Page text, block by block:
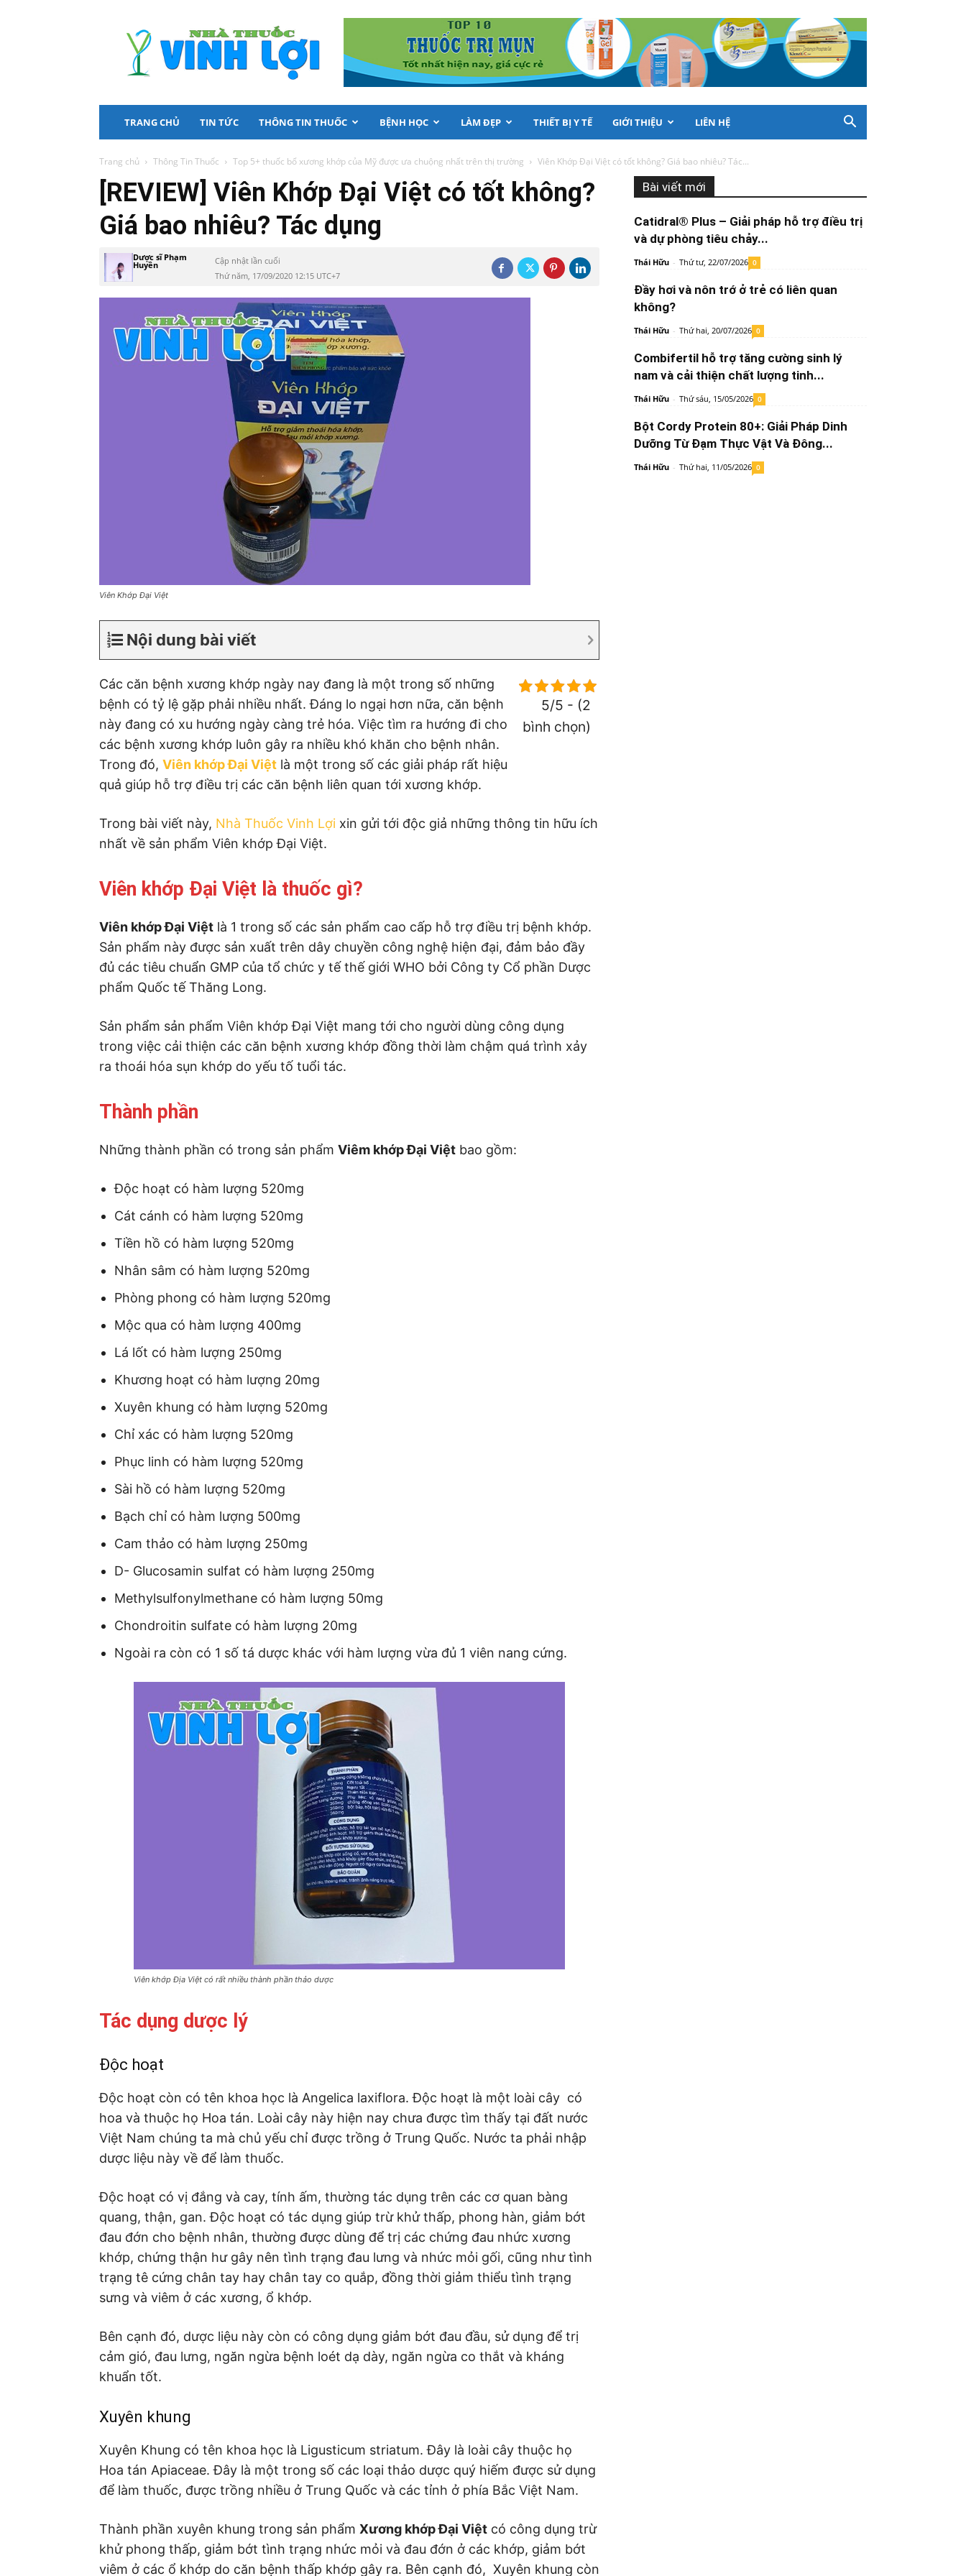
Nhà
Thuốc
Vinh
Lợi
TRANG CHỦ TIN TỨC THÔNG TIN THUỐC BỆNH HỌC LÀM ĐẸP THIẾT BỊ Y TẾ GIỚI THIỆU LIÊN HỆ
Trang chủ Thông Tin Thuốc Top 5+ thuốc bổ xương khớp của Mỹ được ưa chuộng nhất trên thị trường Viên Khớp Đại Việt có tốt không? Giá bao nhiêu? Tác...
[REVIEW] Viên Khớp Đại Việt có tốt không?
Giá bao nhiêu? Tác dụng
Dược sĩ Phạm
Huyền
Cập nhật lần cuối
Thứ năm, 17/09/2020 12:15 UTC+7
Viên Khớp Đại Việt
Nội dung bài viết
5/5 - (2
bình chọn)
Các căn bệnh xương khớp ngày nay đang là một trong số những
bệnh có tỷ lệ gặp phải nhiều nhất. Đáng lo ngại hơn nữa, căn bệnh
này đang có xu hướng ngày càng trẻ hóa. Việc tìm ra hướng đi cho
các bệnh xương khớp luôn gây ra nhiều khó khăn cho bệnh nhân.
Trong đó, Viên khớp Đại Việt là một trong số các giải pháp rất hiệu
quả giúp hỗ trợ điều trị các căn bệnh liên quan tới xương khớp.
Trong bài viết này, Nhà Thuốc Vinh Lợi xin gửi tới độc giả những thông tin hữu ích
nhất về sản phẩm Viên khớp Đại Việt.
Viên khớp Đại Việt là thuốc gì?
Viên khớp Đại Việt là 1 trong số các sản phẩm cao cấp hỗ trợ điều trị bệnh khớp.
Sản phẩm này được sản xuất trên dây chuyền công nghệ hiện đại, đảm bảo đầy
đủ các tiêu chuẩn GMP của tổ chức y tế thế giới WHO bởi Công ty Cổ phần Dược
phẩm Quốc tế Thăng Long.
Sản phẩm sản phẩm Viên khớp Đại Việt mang tới cho người dùng công dụng
trong việc cải thiện các căn bệnh xương khớp đồng thời làm chậm quá trình xảy
ra thoái hóa sụn khớp do yếu tố tuổi tác.
Thành phần
Những thành phần có trong sản phẩm Viêm khớp Đại Việt bao gồm:
Độc hoạt có hàm lượng 520mg
Cát cánh có hàm lượng 520mg
Tiền hồ có hàm lượng 520mg
Nhân sâm có hàm lượng 520mg
Phòng phong có hàm lượng 520mg
Mộc qua có hàm lượng 400mg
Lá lốt có hàm lượng 250mg
Khương hoạt có hàm lượng 20mg
Xuyên khung có hàm lượng 520mg
Chỉ xác có hàm lượng 520mg
Phục linh có hàm lượng 520mg
Sài hồ có hàm lượng 520mg
Bạch chỉ có hàm lượng 500mg
Cam thảo có hàm lượng 250mg
D- Glucosamin sulfat có hàm lượng 250mg
Methylsulfonylmethane có hàm lượng 50mg
Chondroitin sulfate có hàm lượng 20mg
Ngoài ra còn có 1 số tá dược khác với hàm lượng vừa đủ 1 viên nang cứng.
Viên khớp Địa Việt có rất nhiều thành phần thảo dược
Tác dụng dược lý
Độc hoạt
Độc hoạt còn có tên khoa học là Angelica laxiflora. Độc hoạt là một loài cây có
hoa và thuộc họ Hoa tán. Loài cây này hiện nay chưa được tìm thấy tại đất nước
Việt Nam chúng ta mà chủ yếu chỉ được trồng ở Trung Quốc. Nước ta phải nhập
dược liệu này về để làm thuốc.
Độc hoạt có vị đắng và cay, tính ấm, thường tác dụng trên các cơ quan bàng
quang, thận, gan. Độc hoạt có tác dụng giúp trừ khử thấp, phong hàn, giảm bớt
đau đớn cho bệnh nhân, thường được dùng để trị các chứng đau nhức xương
khớp, chứng thận hư gây nên tình trạng đau lưng và nhức mỏi gối, cũng như tình
trạng tê cứng chân tay hay chân tay co quắp, đồng thời giảm thiểu tình trạng
sưng và viêm ở các xương, ổ khớp.
Bên cạnh đó, dược liệu này còn có công dụng giảm bớt đau đầu, sử dụng để trị
cảm gió, đau lưng, ngăn ngừa bệnh loét dạ dày, ngăn ngừa co thắt và kháng
khuẩn tốt.
Xuyên khung
Xuyên Khung có tên khoa học là Ligusticum striatum. Đây là loài cây thuộc họ
Hoa tán Apiaceae. Đây là một trong số các loại thảo dược quý hiếm được sử dụng
để làm thuốc, được trồng nhiều ở Trung Quốc và các tỉnh ở phía Bắc Việt Nam.
Thành phần xuyên khung trong sản phẩm Xương khớp Đại Việt có công dụng trừ
khử phong thấp, giảm bớt tình trạng nhức mỏi và đau đớn ở các khớp, giảm bớt
viêm ở các ổ khớp do căn bệnh thấp khớp gây ra. Bên cạnh đó, Xuyên khung còn
Bài viết mới
Catidral® Plus – Giải pháp hỗ trợ điều trị
và dự phòng tiêu chảy...
Thái Hữu - Thứ tư, 22/07/2026 0
Đầy hơi và nôn trớ ở trẻ có liên quan
không?
Thái Hữu - Thứ hai, 20/07/2026 0
Combifertil hỗ trợ tăng cường sinh lý
nam và cải thiện chất lượng tinh...
Thái Hữu - Thứ sáu, 15/05/2026 0
Bột Cordy Protein 80+: Giải Pháp Dinh
Dưỡng Từ Đạm Thực Vật Và Đông...
Thái Hữu - Thứ hai, 11/05/2026 0